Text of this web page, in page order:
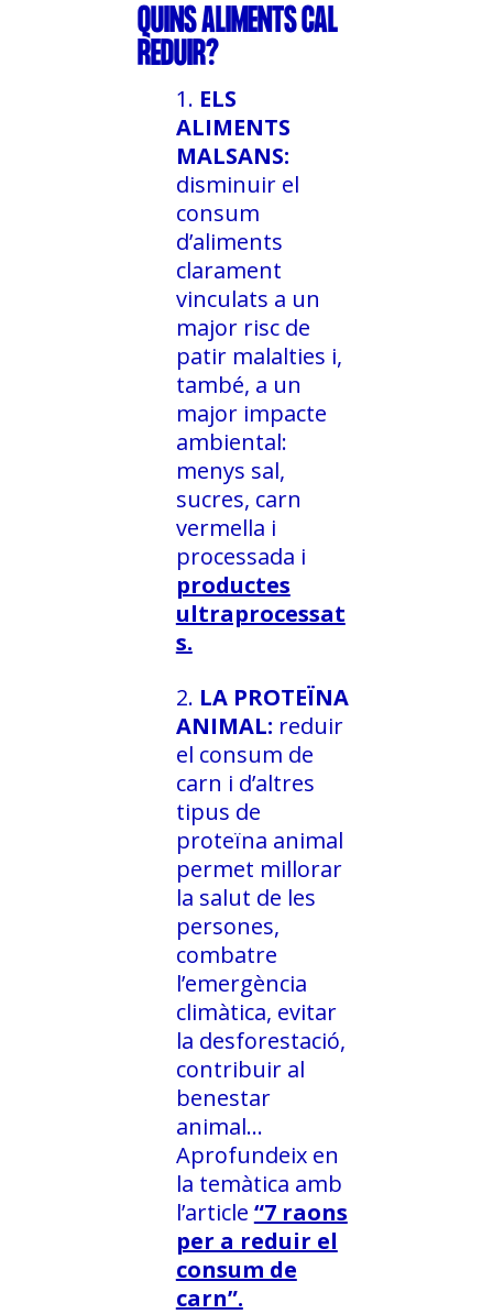
QUINS ALIMENTS CAL
REDUIR?
ELS
ALIMENTS
MALSANS:
disminuir el
consum
d’aliments
clarament
vinculats a un
major risc de
patir malalties i,
també, a un
major impacte
ambiental:
menys sal,
sucres, carn
vermella i
processada i
productes
ultraprocessat
s.
LA PROTEÏNA
ANIMAL: reduir
el consum de
carn i d’altres
tipus de
proteïna animal
permet millorar
la salut de les
persones,
combatre
l’emergència
climàtica, evitar
la desforestació,
contribuir al
benestar
animal…
Aprofundeix en
la temàtica amb
l’article “7 raons
per a reduir el
consum de
carn”.